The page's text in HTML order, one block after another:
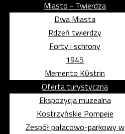
Miasto - Twierdza
Dwa Miasta
Rdzeń twierdzy
Forty i schrony
1945
Memento Kϋstrin
Oferta turystyczna
Ekspozycja muzealna
Kostrzyńskie Pompeje
Zespół pałacowo-parkowy w